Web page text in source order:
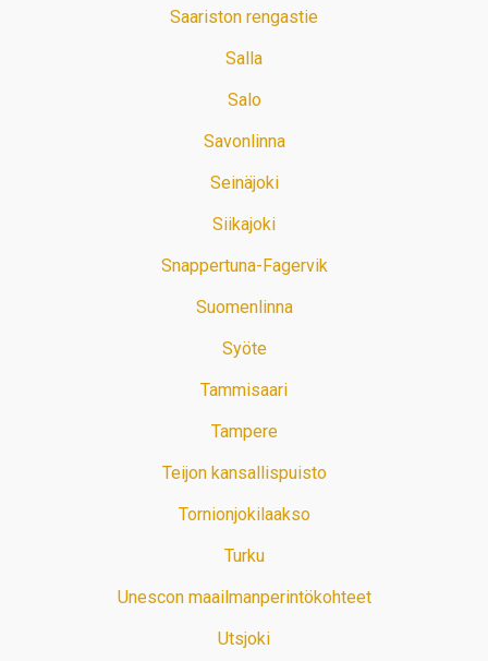
Saariston rengastie
Salla
Salo
Savonlinna
Seinäjoki
Siikajoki
Snappertuna-Fagervik
Suomenlinna
Syöte
Tammisaari
Tampere
Teijon kansallispuisto
Tornionjokilaakso
Turku
Unescon maailmanperintökohteet
Utsjoki